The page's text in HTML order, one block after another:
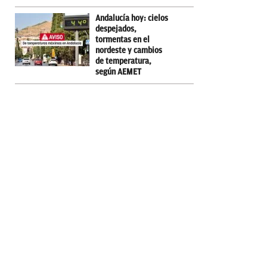
Andalucía hoy: cielos
despejados,
tormentas en el
nordeste y cambios
de temperatura,
según AEMET